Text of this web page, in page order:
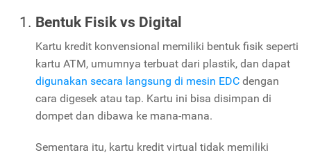
Bentuk Fisik vs Digital
Kartu kredit konvensional memiliki bentuk fisik seperti
kartu ATM, umumnya terbuat dari plastik, dan dapat
digunakan secara langsung di mesin EDC dengan
cara digesek atau tap. Kartu ini bisa disimpan di
dompet dan dibawa ke mana-mana.
Sementara itu, kartu kredit virtual tidak memiliki